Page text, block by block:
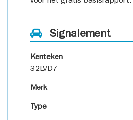
Signalement
Kenteken
32LVD7
Merk
Type